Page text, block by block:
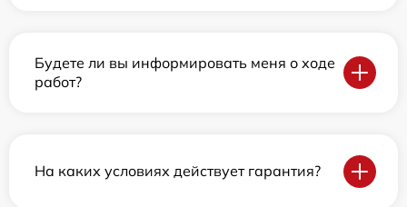
Будете ли вы информировать меня о ходе
работ?
На каких условиях действует гарантия?